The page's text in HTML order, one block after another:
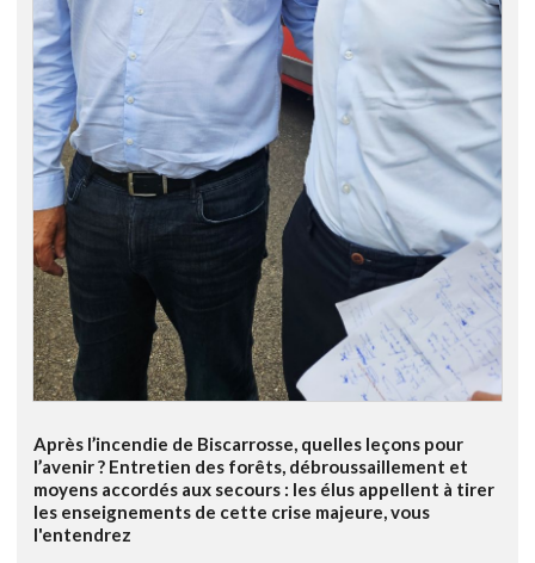
Après l’incendie de Biscarrosse, quelles leçons pour
l’avenir ? Entretien des forêts, débroussaillement et
moyens accordés aux secours : les élus appellent à tirer
les enseignements de cette crise majeure, vous
l'entendrez